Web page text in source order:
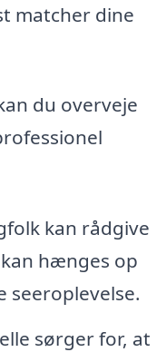
matcher dine
du overveje
kan rådgive
hænges op
seeroplevelse.
sørger for, at